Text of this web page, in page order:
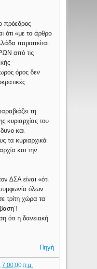
πρόεδρος
ότι «με το άρθρο
παραιτείται
από τις
όρος δεν
τη
κυριαρχίας του
και
τα κυριαρχικά
και την
ΔΣΑ είναι «ότι
συμφωνία όλων
τρίτη χώρα τα
ότι η δανειακή
Πηγή
7:00:00 π.μ.